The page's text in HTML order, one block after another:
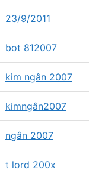
23/9/2011
bot 812007
kim ngân 2007
kimngân2007
ngân 2007
t lord 200x